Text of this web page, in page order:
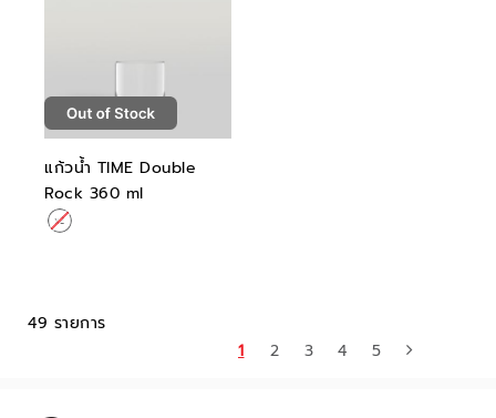
แก้วน้ำ TIME Double
Rock 360 ml
49 รายการ
1
2 3 4 5